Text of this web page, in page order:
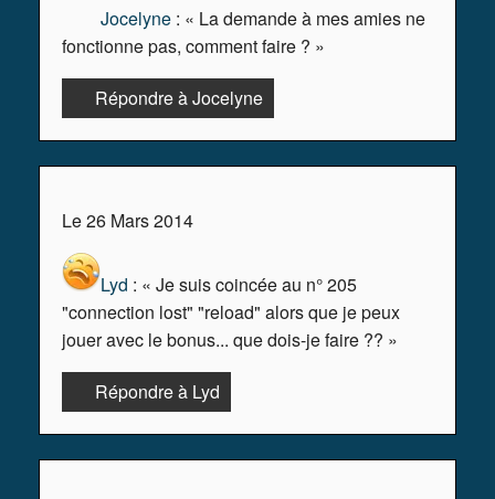
Jocelyne : « La demande à mes amies ne
fonctionne pas, comment faire ? »
Répondre à Jocelyne
Le 26 Mars 2014
Lyd : « Je suis coincée au n° 205
"connection lost" "reload" alors que je peux
jouer avec le bonus... que dois-je faire ?? »
Répondre à Lyd